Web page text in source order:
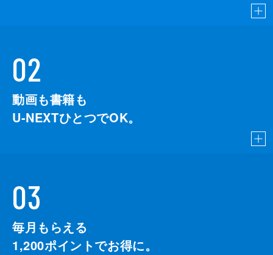
02
動画も書籍も
U-NEXTひとつでOK。
03
毎月もらえる
1,200ポイントでお得に。